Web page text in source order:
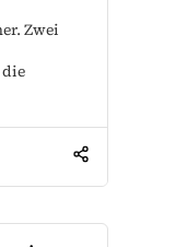
Zwei